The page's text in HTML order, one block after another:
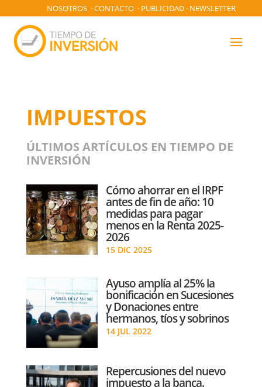
NOSOTROS ·CONTACTO · PUBLICIDAD · NEWSLETTER
IMPUESTOS
ÚLTIMOS ARTÍCULOS EN TIEMPO DE
INVERSIÓN
Cómo ahorrar en el IRPF
antes de fin de año: 10
medidas para pagar
menos en la Renta 2025-
2026
15 DIC 2025
Ayuso amplía al 25% la
bonificación en Sucesiones
y Donaciones entre
hermanos, tíos y sobrinos
14 JUL 2022
Repercusiones del nuevo
impuesto a la banca.